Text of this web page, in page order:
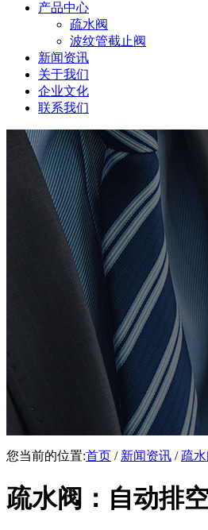
产品中心
疏水阀
波纹管截止阀
新闻资讯
关于我们
企业文化
联系我们
您当前的位置:首页 / 新闻资讯 /疏
疏水阀：自动排